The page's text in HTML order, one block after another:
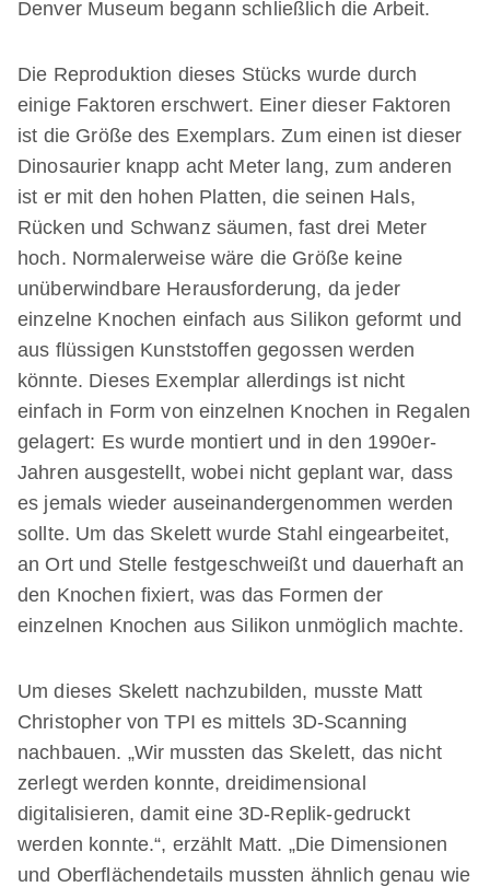
Denver Museum begann schließlich die Arbeit.
Die Reproduktion dieses Stücks wurde durch
einige Faktoren erschwert. Einer dieser Faktoren
ist die Größe des Exemplars. Zum einen ist dieser
Dinosaurier knapp acht Meter lang, zum anderen
ist er mit den hohen Platten, die seinen Hals,
Rücken und Schwanz säumen, fast drei Meter
hoch. Normalerweise wäre die Größe keine
unüberwindbare Herausforderung, da jeder
einzelne Knochen einfach aus Silikon geformt und
aus flüssigen Kunststoffen gegossen werden
könnte. Dieses Exemplar allerdings ist nicht
einfach in Form von einzelnen Knochen in Regalen
gelagert: Es wurde montiert und in den 1990er-
Jahren ausgestellt, wobei nicht geplant war, dass
es jemals wieder auseinandergenommen werden
sollte. Um das Skelett wurde Stahl eingearbeitet,
an Ort und Stelle festgeschweißt und dauerhaft an
den Knochen fixiert, was das Formen der
einzelnen Knochen aus Silikon unmöglich machte.
Um dieses Skelett nachzubilden, musste Matt
Christopher von TPI es mittels 3D-Scanning
nachbauen. „Wir mussten das Skelett, das nicht
zerlegt werden konnte, dreidimensional
digitalisieren, damit eine 3D-Replik-gedruckt
werden konnte.“, erzählt Matt. „Die Dimensionen
und Oberflächendetails mussten ähnlich genau wie